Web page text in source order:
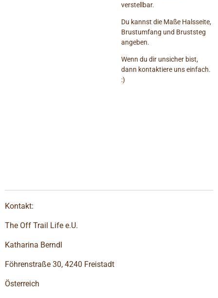
verstellbar.
Du kannst die Maße Halsseite,
Brustumfang und Bruststeg
angeben.
Wenn du dir unsicher bist,
dann kontaktiere uns einfach.
:)
Kontakt:
The Off Trail Life e.U.
Katharina Berndl
Föhrenstraße 30, 4240 Freistadt
Österreich